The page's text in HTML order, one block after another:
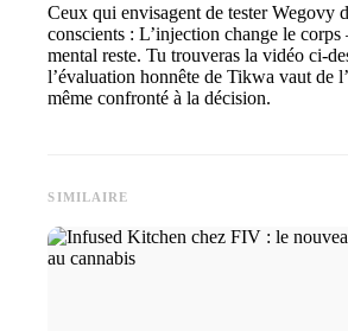
Ceux qui envisagent de tester Wegovy
conscients : L’injection change le corps
mental reste. Tu trouveras la vidéo ci-
l’évaluation honnête de Tikwa vaut de
même confronté à la décision.
SIMILAIRE